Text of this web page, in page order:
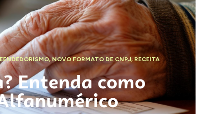
,NOVO FORMATO DE CNPJ,RECEITA
Entenda como